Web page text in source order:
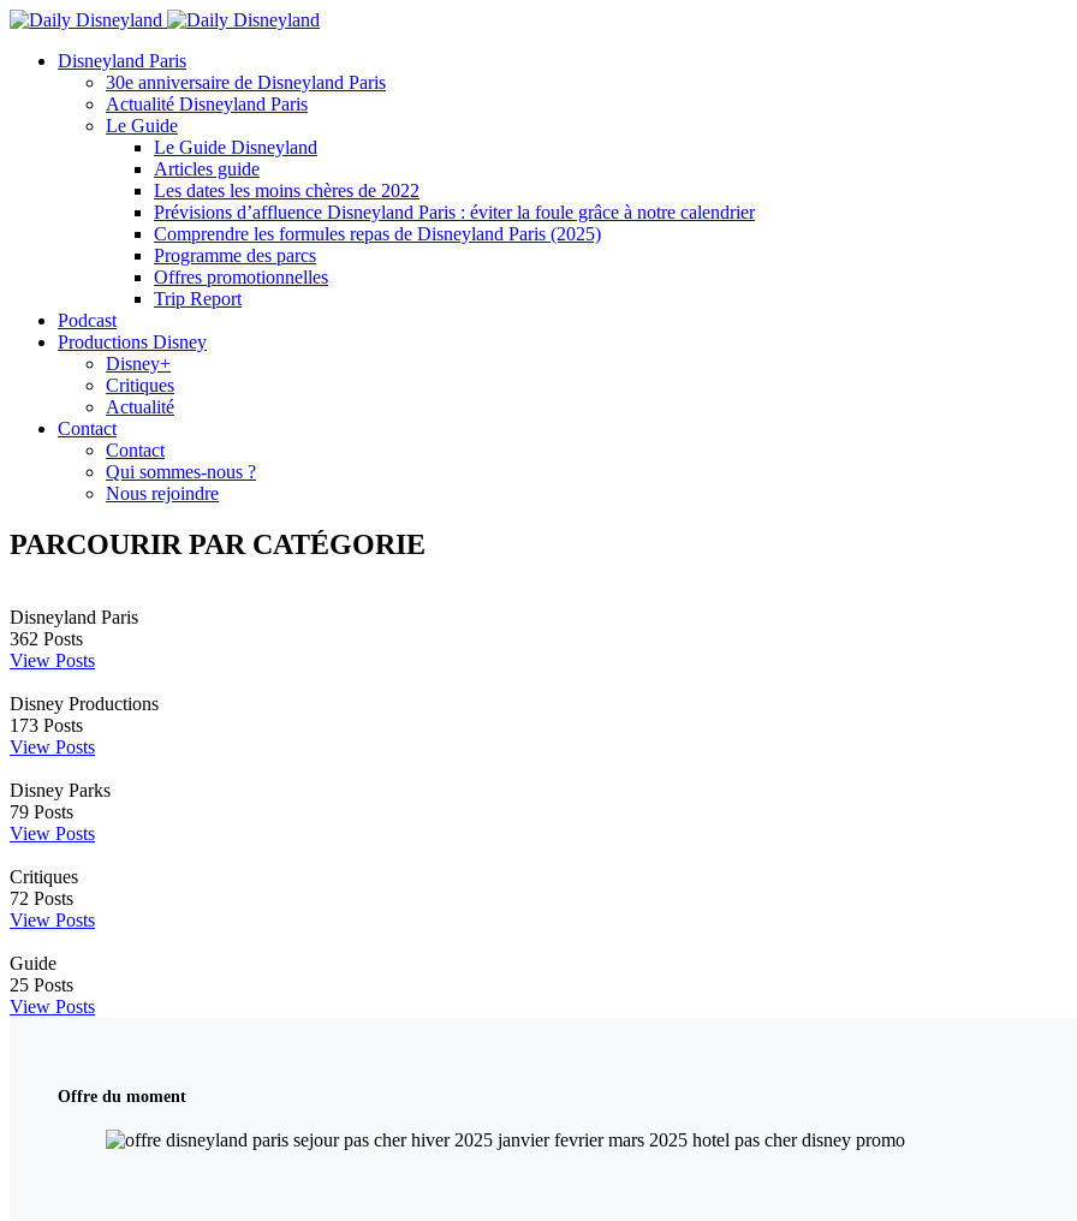
Disneyland Paris
30e anniversaire de Disneyland Paris
Actualité Disneyland Paris
Le Guide
Le Guide Disneyland
Articles guide
Les dates les moins chères de 2022
Prévisions d’affluence Disneyland Paris : éviter la foule grâce à notre calendrier
Comprendre les formules repas de Disneyland Paris (2025)
Programme des parcs
Offres promotionnelles
Trip Report
Podcast
Productions Disney
Disney+
Critiques
Actualité
Contact
Contact
Qui sommes-nous ?
Nous rejoindre
PARCOURIR PAR CATÉGORIE
Disneyland Paris
362 Posts
View Posts
Disney Productions
173 Posts
View Posts
Disney Parks
79 Posts
View Posts
Critiques
72 Posts
View Posts
Guide
25 Posts
View Posts
Offre du moment